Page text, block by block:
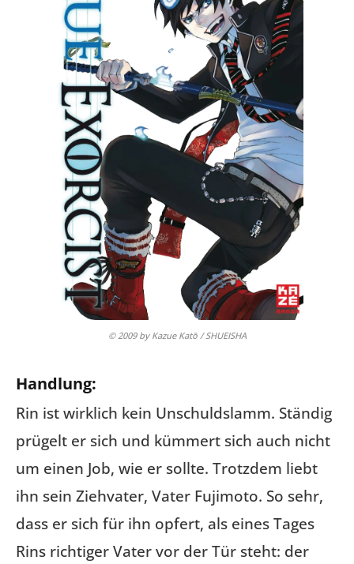
© 2009 by Kazue Katō / SHUEISHA
Handlung:
Rin ist wirklich kein Unschuldslamm. Ständig
prügelt er sich und kümmert sich auch nicht
um einen Job, wie er sollte. Trotzdem liebt
ihn sein Ziehvater, Vater Fujimoto. So sehr,
dass er sich für ihn opfert, als eines Tages
Rins richtiger Vater vor der Tür steht: der